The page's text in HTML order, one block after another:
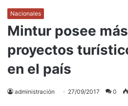
Nacionales
Mintur posee
proyectos
en el país
administración 27/09/2017 0